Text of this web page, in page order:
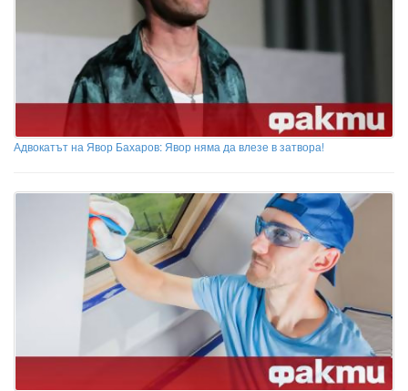
Адвокатът на Явор Бахаров: Явор няма да влезе в затвора!